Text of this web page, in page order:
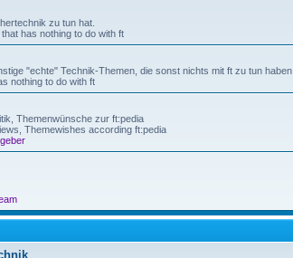
zu tun hat.
has nothing to do with ft
"echte" Technik-Themen, die sonst nichts mit ft zu tun haben
nothing to do with ft
Themenwünsche zur ft:pedia
Themewishes according ft:pedia